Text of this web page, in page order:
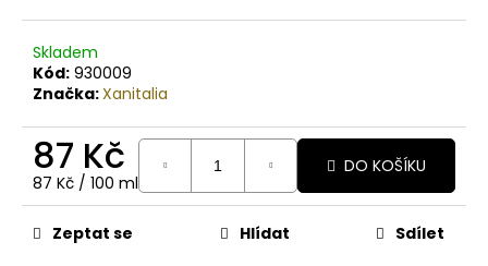
Skladem
Kód: 930009
Značka:Xanitalia
87 Kč
Měrná
cena:
87 Kč / 100 ml
DO KOŠÍKU
Zeptat se Hlídat Sdílet
m
e
BY
SIMONA
MELOUN
ORGANICKÉ
RUČNĚ
VYRÁBĚNÉ
BAMBUCKÉ